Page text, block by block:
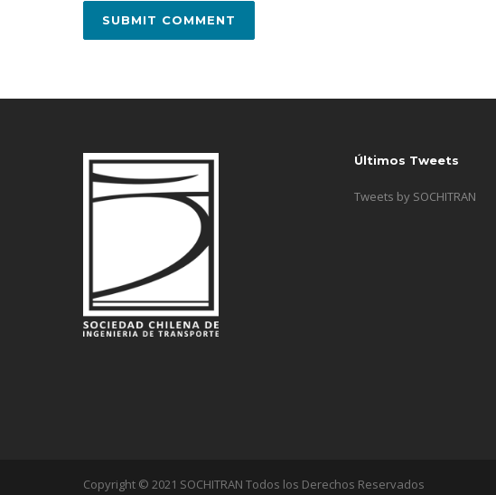
Últimos Tweets
Tweets by SOCHITRAN
Copyright © 2021 SOCHITRAN Todos los Derechos Reservados